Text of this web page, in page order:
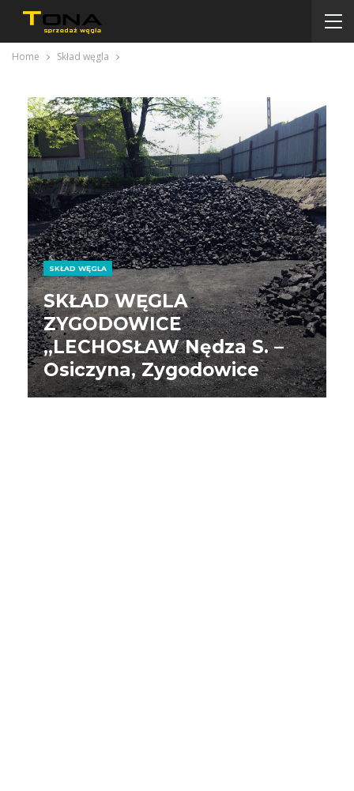
Home Skład węgla
SKŁAD WĘGLA
SKŁAD WĘGLA
ZYGODOWICE
„LECHOSŁAW Nędza S. –
Osiczyna, Zygodowice